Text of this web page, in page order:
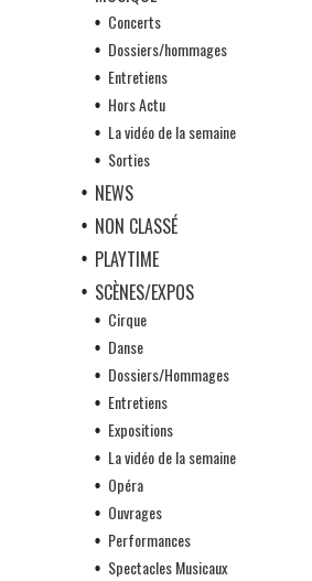
Concerts
Dossiers/hommages
Entretiens
Hors Actu
La vidéo de la semaine
Sorties
NEWS
NON CLASSÉ
PLAYTIME
SCÈNES/EXPOS
Cirque
Danse
Dossiers/Hommages
Entretiens
Expositions
La vidéo de la semaine
Opéra
Ouvrages
Performances
Spectacles Musicaux